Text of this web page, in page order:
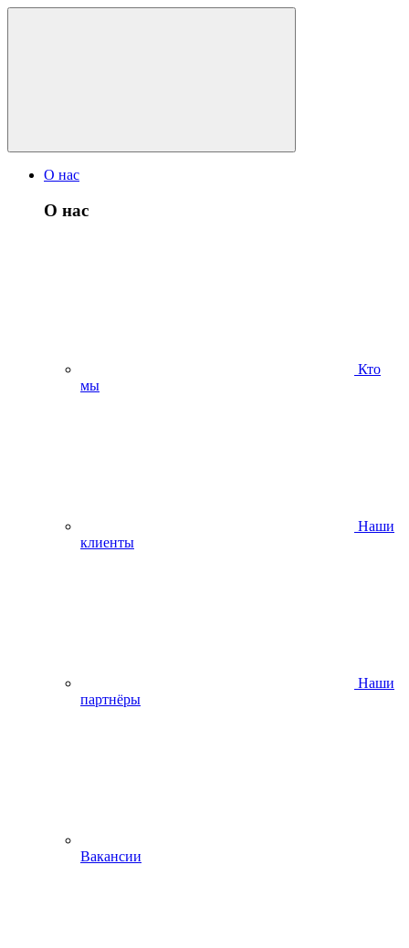
О нас
О нас
Кто
мы
Наши
клиенты
Наши
партнёры
Вакансии